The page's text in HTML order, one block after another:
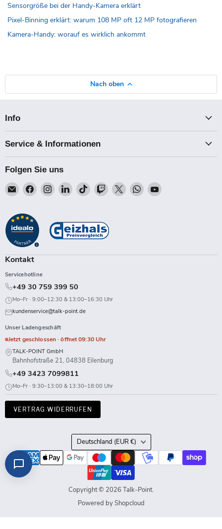
Sensorgröße bei der Handy-Kamera erklärt
Pixel-Binning erklärt: warum 108 MP oft 12 MP fotografieren
Kamera-Handy: worauf es wirklich ankommt
Nach oben
Info
Service & Informationen
Folgen Sie uns
Email
Talk-
Finden
Sie
auf
Facebook
Finden
Sie
Instagram
Finden
Sie
LinkedIn
Finden
Sie
TikTok
Finden
Sie
Twitch
Finden
Sie
Finden
Sie
Finden
Kontakt
Servicehotline
+49 30 759 399 50
Mo–Fr · 9:00–12:30 & 13:00–16:30 Uhr
kundenservice@talk-point.de
Unser Ladengeschäft
Jetzt geschlossen · öffnet 09:30 Uhr
TALK-POINT GmbH
Bahnhofstraße 21, 04838 Eilenburg
+49 3423 7099811
Mo–Fr · 9:30–13:00 & 13:30–18:00 Uhr
VERTRAG WIDERRUFEN
Land
Deutschland (EUR €)
Copyright © 2026 Talk-Point.
Powered by Shopcloud